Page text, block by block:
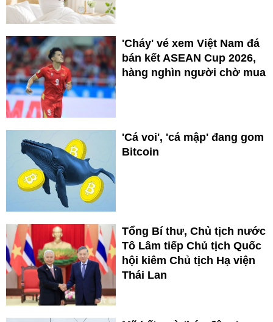
'Cháy' vé xem Việt Nam đá
bán kết ASEAN Cup 2026,
hàng nghìn người chờ mua
'Cá voi', 'cá mập' đang gom
Bitcoin
Tổng Bí thư, Chủ tịch nước
Tô Lâm tiếp Chủ tịch Quốc
hội kiêm Chủ tịch Hạ viện
Thái Lan